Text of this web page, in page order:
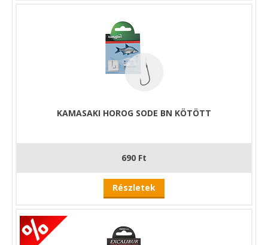
KAMASAKI HOROG SODE BN KÖTÖTT
690 Ft
Részletek